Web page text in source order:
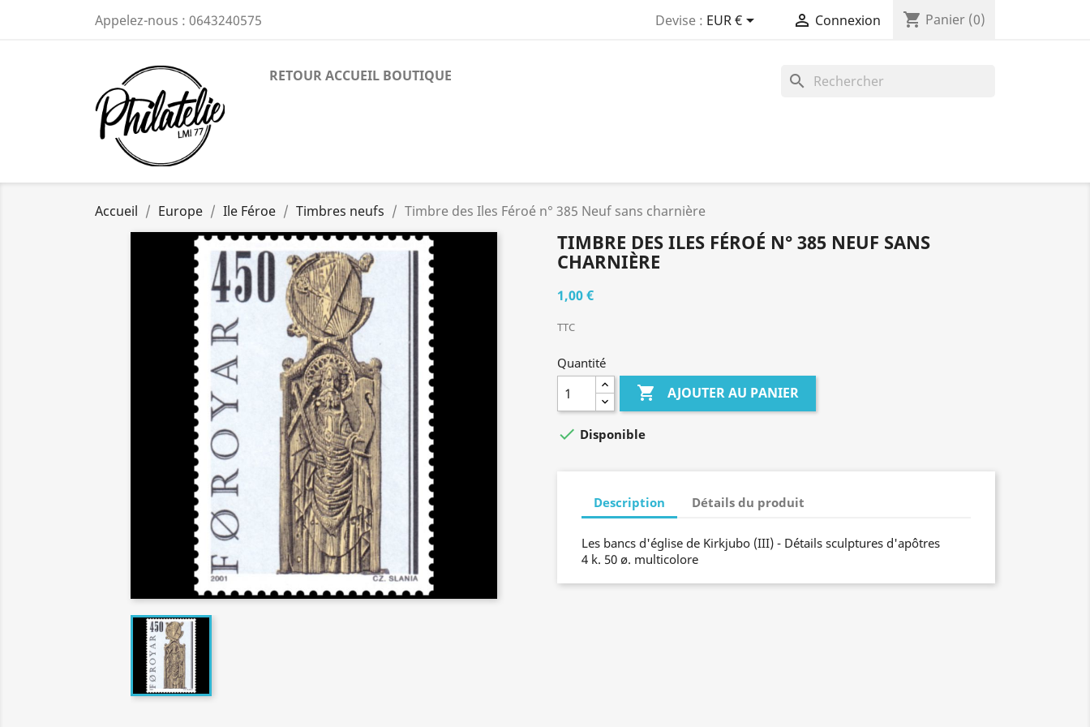
Appelez-nous : 0643240575 Devise : EUR €  Connexion shopping_cart Panier (0)
RETOUR ACCUEIL BOUTIQUE search
Accueil Europe Ile Féroe Timbres neufs Timbre des Iles Féroé n° 385 Neuf sans charnière
TIMBRE DES ILES FÉROÉ N° 385 NEUF SANS
CHARNIÈRE
1,00 €
TTC
Quantité
 AJOUTER AU PANIER
 Disponible
Description Détails du produit
Les bancs d'église de Kirkjubo (III) - Détails sculptures d'apôtres
4 k. 50 ø. multicolore